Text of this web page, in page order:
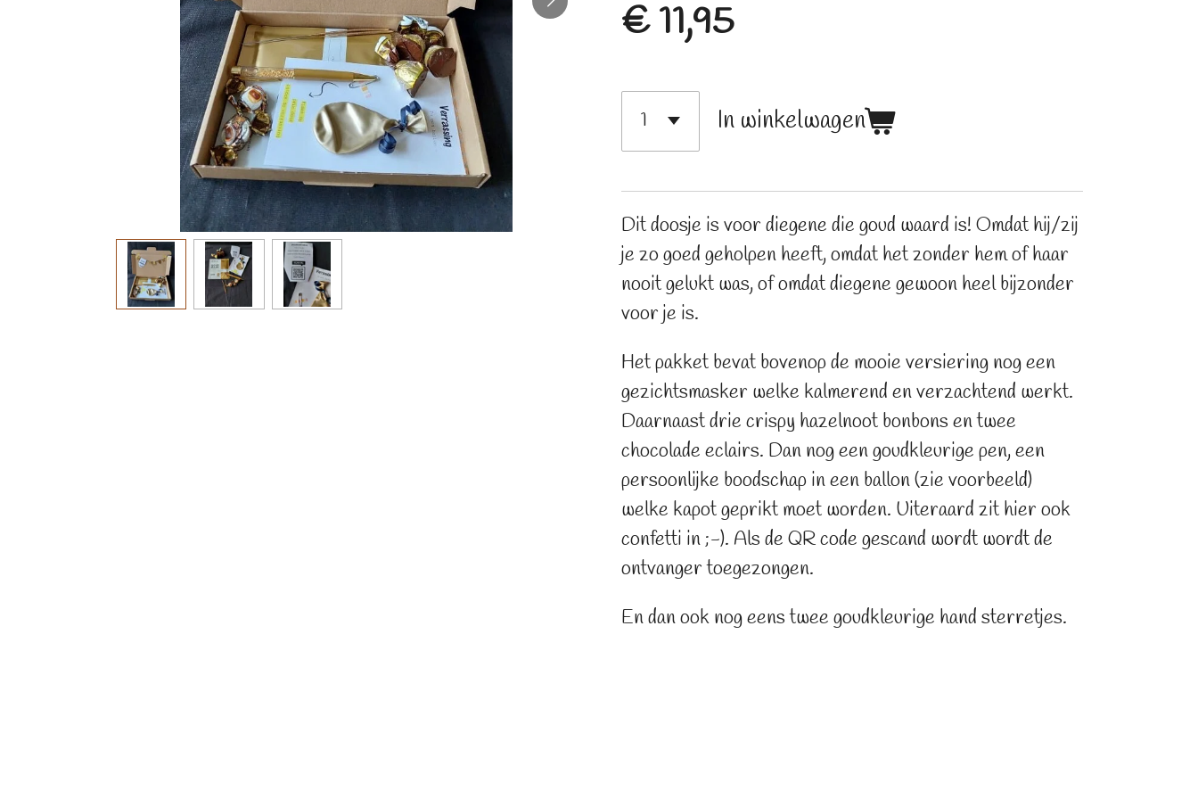
€ 11,95
In winkelwagen
Dit doosje is voor diegene die goud waard is! Omdat hij/zij
je zo goed geholpen heeft, omdat het zonder hem of haar
nooit gelukt was, of omdat diegene gewoon heel bijzonder
voor je is.
Het pakket bevat bovenop de mooie versiering nog een
gezichtsmasker welke kalmerend en verzachtend werkt.
Daarnaast drie crispy hazelnoot bonbons en twee
chocolade eclairs. Dan nog een goudkleurige pen, een
persoonlijke boodschap in een ballon (zie voorbeeld)
welke kapot geprikt moet worden. Uiteraard zit hier ook
confetti in ;-). Als de QR code gescand wordt wordt de
ontvanger toegezongen.
En dan ook nog eens twee goudkleurige hand sterretjes.